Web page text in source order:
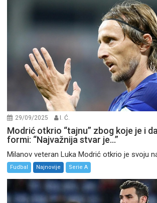
29/09/2025 I. Ć.
Modrić otkrio “tajnu” zbog koje je i
formi: “Najvažnija stvar je…”
Milanov veteran Luka Modrić otkrio je svoju
Fudbal Najnovije Serie A